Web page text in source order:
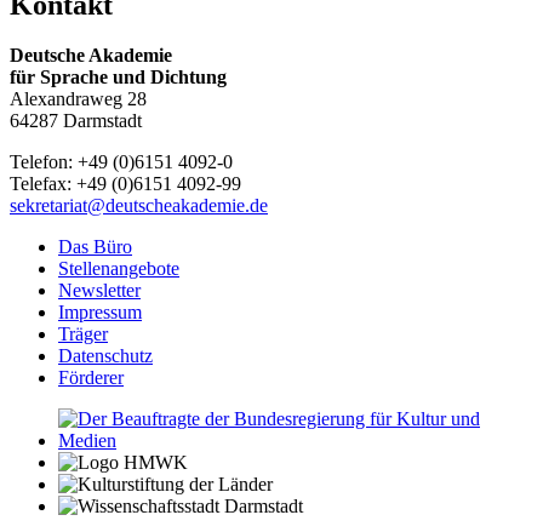
Deutsche Akademie
für Sprache und Dichtung
Alexandraweg 28
64287 Darmstadt
Telefon: +49 (0)6151 4092-0
Telefax: +49 (0)6151 4092-99
sekretariat@deutscheakademie.de
Das Büro
Stellenangebote
Newsletter
Impressum
Träger
Datenschutz
Förderer